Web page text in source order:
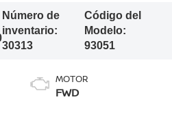
Número de
inventario:
30313
Código del
Modelo:
93051
MOTOR
FWD